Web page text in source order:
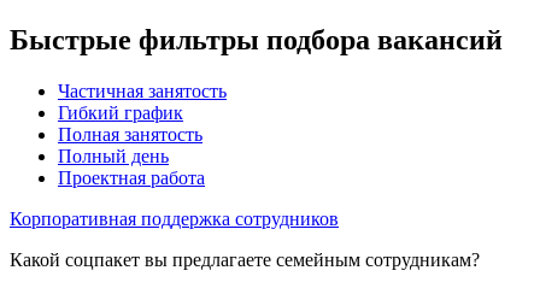
Быстрые фильтры подбора вакансий
Частичная занятость
Гибкий график
Полная занятость
Полный день
Проектная работа
Корпоративная поддержка сотрудников
Какой соцпакет вы предлагаете семейным сотрудникам?